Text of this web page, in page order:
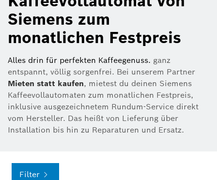
Siemens zum
monatlichen Festpreis
Alles drin für perfekten Kaffeegenuss. ganz
entspannt, völlig sorgenfrei. Bei unserem Partner
Mieten statt kaufen, mietest du deinen Siemens
Kaffeevollautomaten zum monatlichen Festpreis,
inklusive ausgezeichnetem Rundum-Service direkt
vom Hersteller. Das heißt von Lieferung über
Installation bis hin zu Reparaturen und Ersatz.
Filter